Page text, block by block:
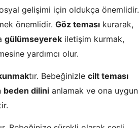
gelişimi için oldukça önemlidir.
önemlidir. Göz teması kurarak,
gülümseyerek iletişim kurmak,
yardımcı olur.
tır. Bebeğinizle cilt teması
beden dilini anlamak ve ona uygun